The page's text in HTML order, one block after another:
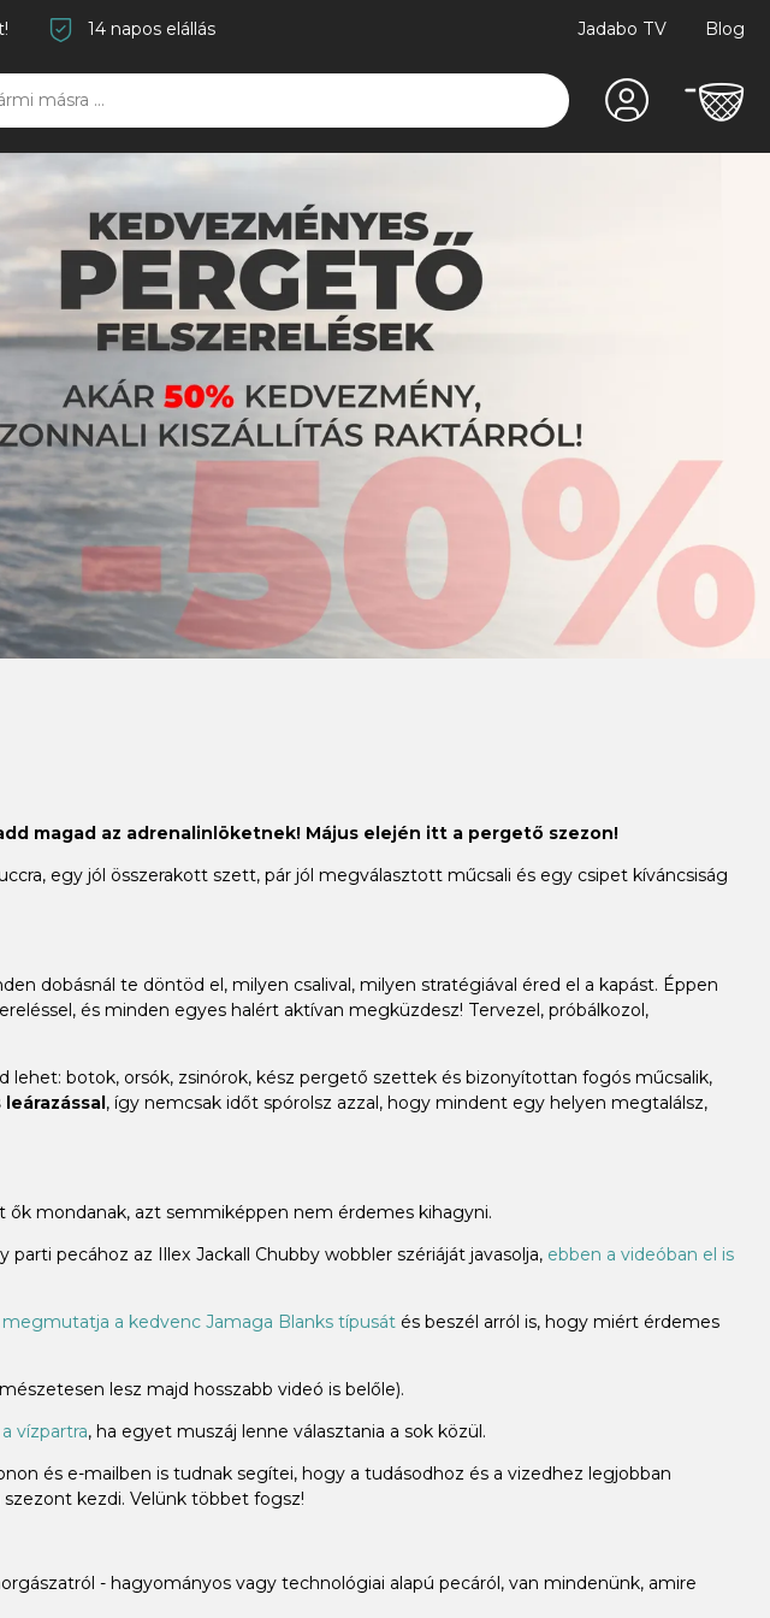
14 napos elállás Jadabo TV Blog
magad az adrenalinlöketnek! Május elején itt a pergető szezon!
egy jól összerakott szett, pár jól megválasztott műcsali és egy csipet kíváncsiság
dobásnál te döntöd el, milyen csalival, milyen stratégiával éred el a kapást. Éppen
és minden egyes halért aktívan megküzdesz! Tervezel, próbálkozol,
botok, orsók, zsinórok, kész pergető szettek és bizonyítottan fogós műcsalik,
leárazással, így nemcsak időt spórolsz azzal, hogy mindent egy helyen megtalálsz,
ők mondanak, azt semmiképpen nem érdemes kihagyni.
pecához az Illex Jackall Chubby wobbler szériáját javasolja, ebben a videóban el is
a kedvenc Jamaga Blanks típusát és beszél arról is, hogy miért érdemes
lesz majd hosszabb videó is belőle).
vízpartra, ha egyet muszáj lenne választania a sok közül.
és e-mailben is tudnak segítei, hogy a tudásodhoz és a vizedhez legjobban
kezdi. Velünk többet fogsz!
- hagyományos vagy technológiai alapú pecáról, van mindenünk, amire